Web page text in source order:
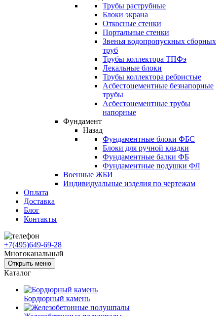
Трубы раструбные
Блоки экрана
Откосные стенки
Портальные стенки
Звенья водопропускных сборных
труб
Трубы коллектора ТПФэ
Лекальные блоки
Трубы коллектора ребристые
Асбестоцементные безнапорные
трубы
Асбестоцементные трубы
напорные
Фундамент
Назад
Фундаментные блоки ФБС
Блоки для ручной кладки
Фундаментные балки ФБ
Фундаментные подушки ФЛ
Военные ЖБИ
Индивидуальные изделия по чертежам
Оплата
Доставка
Блог
Контакты
+7(495)649-69-28
Многоканальный
Открыть меню
Каталог
Бордюрный камень